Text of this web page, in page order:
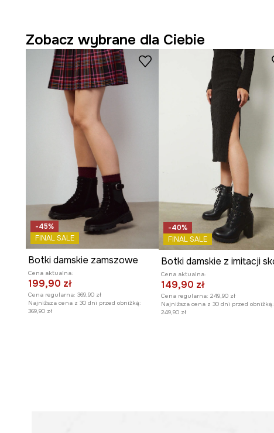
Zobacz wybrane dla Ciebie
-45%
FINAL SALE
Botki damskie zamszowe
Cena aktualna:
199,90 zł
Cena regularna: 369,90 zł
Najniższa cena z 30 dni przed obniżką:
369,90 zł
-40%
FINAL SALE
Cena aktualna:
149,90 zł
Cena regularna: 249,90 zł
Najniższa cena z 30 dni przed obniżką:
249,90 zł